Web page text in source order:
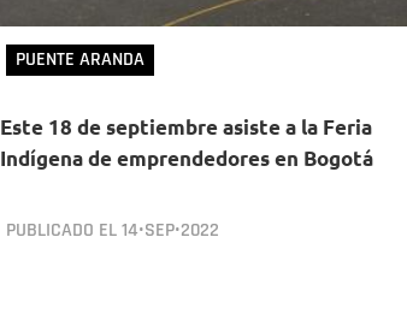
PUENTE ARANDA
Este 18 de septiembre asiste a la Feria
Indígena de emprendedores en Bogotá
PUBLICADO EL14•SEP•2022